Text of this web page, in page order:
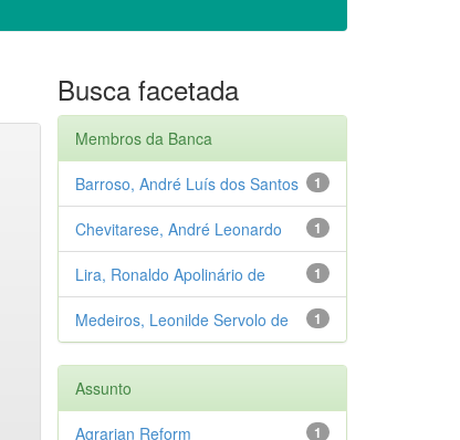
Busca facetada
Membros da Banca
1
Barroso, André Luís dos Santos
1
Chevitarese, André Leonardo
1
Lira, Ronaldo Apolinário de
1
Medeiros, Leonilde Servolo de
Assunto
1
Agrarian Reform